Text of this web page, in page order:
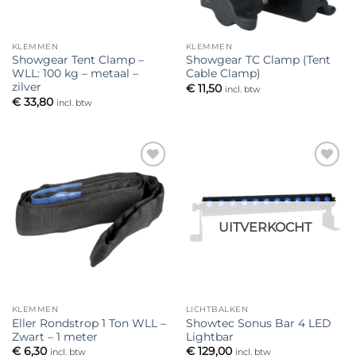
KLEMMEN
Showgear Tent Clamp –
WLL: 100 kg – metaal –
zilver
€33,80 incl. btw
KLEMMEN
Showgear TC Clamp (Tent
Cable Clamp)
€11,50 incl. btw
Toevoegen
aan
verlanglijst
KLEMMEN
Eller Rondstrop 1 Ton WLL –
Zwart – 1 meter
€6,30 incl. btw
verlanglijst
UITVERKOCHT
LICHTBALKEN
Showtec Sonus Bar 4 LED
Lightbar
€129,00 incl. btw